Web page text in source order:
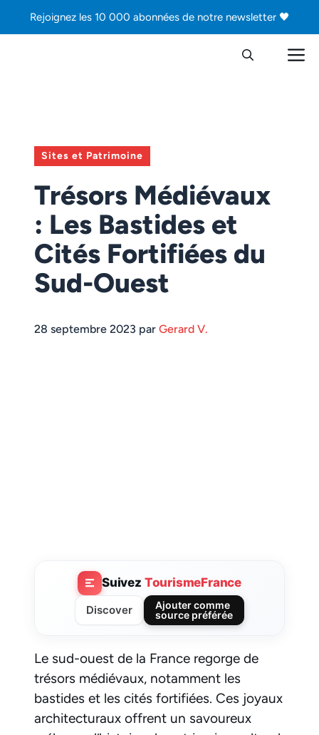
Rejoignez les 10 000 abonnées de notre newsletter 🖤
Sites et Patrimoine
Trésors Médiévaux
: Les Bastides et
Cités Fortifiées du
Sud-Ouest
28 septembre 2023 par Gerard V.
Suivez TourismeFrance
Discover
Ajouter comme
source préférée
Le sud-ouest de la France regorge de
trésors médiévaux, notamment les
bastides et les cités fortifiées. Ces joyaux
architecturaux offrent un savoureux